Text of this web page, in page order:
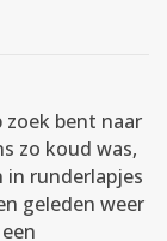
zoek bent naar
zo koud was,
in runderlapjes
geleden weer